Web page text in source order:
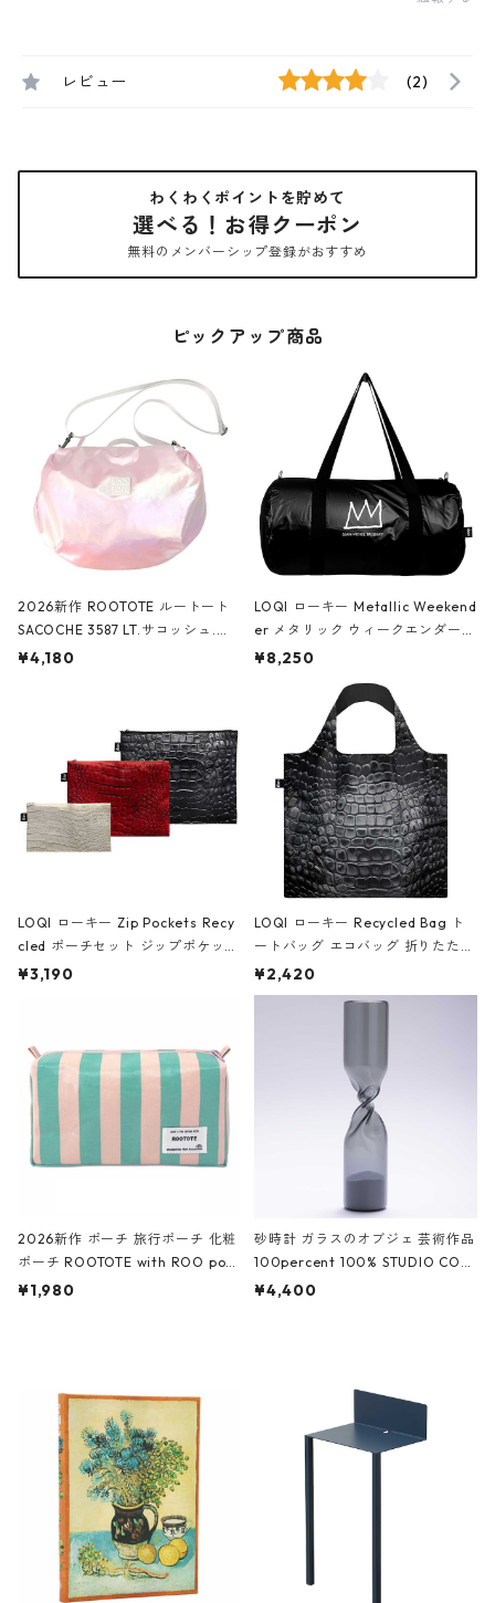
レビュー (2)
わくわくポイントを貯めて
選べる！お得クーポン
無料のメンバーシップ登録がおすすめ
ピックアップ商品
2026新作 ROOTOTE ルートート
SACOCHE 3587 LT.サコッシュ.ル
ミエ-B ショルダーバッグ グロスピ
¥4,180
LOQI ローキー Metallic Weekend
er メタリック ウィークエンダー
ボストンバッグ ショルダーバッグ
Black ジャン=ミッシェル・バスキ
ア/クラウン ブラック
¥8,250
LOQI ローキー Zip Pockets Recy
cled ポーチセット ジップポケット
ファスナーポーチ 撥水加工 トラベ
ーガンディー、オフホワイト
¥3,190
LOQI ローキー Recycled Bag ト
ートバッグ エコバッグ 折りたたみ
大きめ 撥水加工 収納ポーチ CRO
CODILE/Black クロコダイル/ブラ
¥2,420
2026新作 ポーチ 旅行ポーチ 化粧
ポーチ ROOTOTE with ROO pou
ch 3532 ルートート WR.ポーチ.ラ
¥1,980
砂時計 ガラスのオブジェ 芸術作品
100percent 100% STUDIO COH
AKU Timeless 100パーセント ス
¥4,400